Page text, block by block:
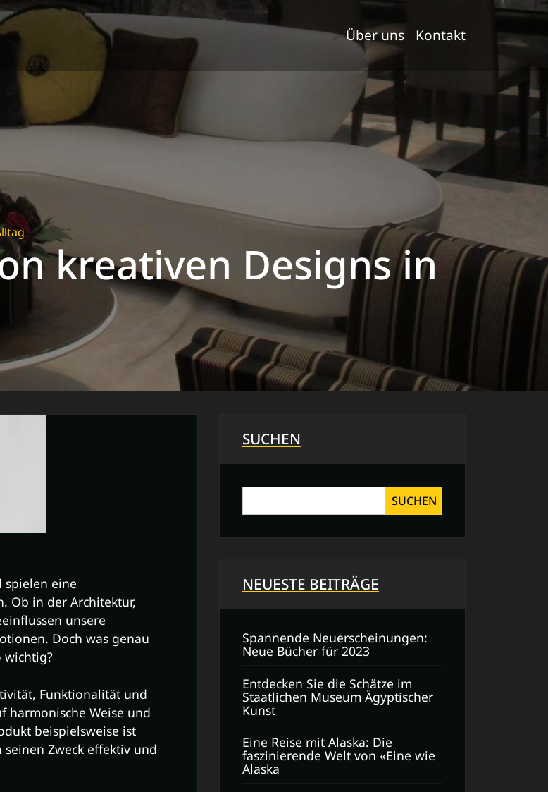
Über uns Kontakt
kreativen Designs in
spielen eine
Ob in der Architektur,
unsere
Doch was genau
wichtig?
Funktionalität und
harmonische Weise und
beispielsweise ist
Zweck effektiv und
SUCHEN
SUCHEN
NEUESTE BEITRÄGE
Spannende Neuerscheinungen:
Neue Bücher für 2023
Entdecken Sie die Schätze im
Staatlichen Museum Ägyptischer
Kunst
Eine Reise mit Alaska: Die
faszinierende Welt von «Eine wie
Alaska